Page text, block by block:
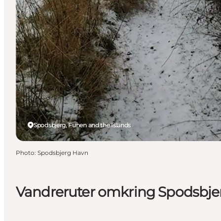
Vandreruter omkring
Spodsbjerg, Funen and the Islands
Photo: Spodsbjerg Havn